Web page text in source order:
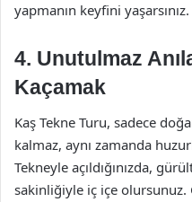
yapmanın keyfini yaşarsınız.
4. Unutulmaz
Kaçamak
Kaş Tekne Turu, sadece
kalmaz, aynı zamanda
Tekneyle açıldığınızda,
sakinliğiyle iç içe olursunuz.